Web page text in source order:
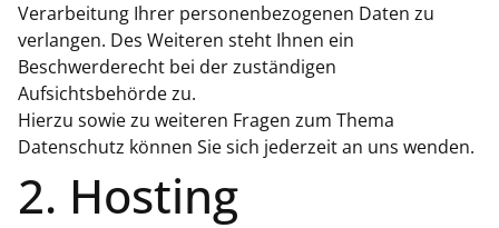
Verarbeitung Ihrer personenbezogenen Daten zu
verlangen. Des Weiteren steht Ihnen ein
Beschwerderecht bei der zuständigen
Aufsichtsbehörde zu.
Hierzu sowie zu weiteren Fragen zum Thema
Datenschutz können Sie sich jederzeit an uns wenden.
2. Hosting